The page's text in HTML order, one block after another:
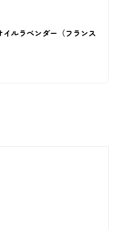
ルラベンダー（フランス